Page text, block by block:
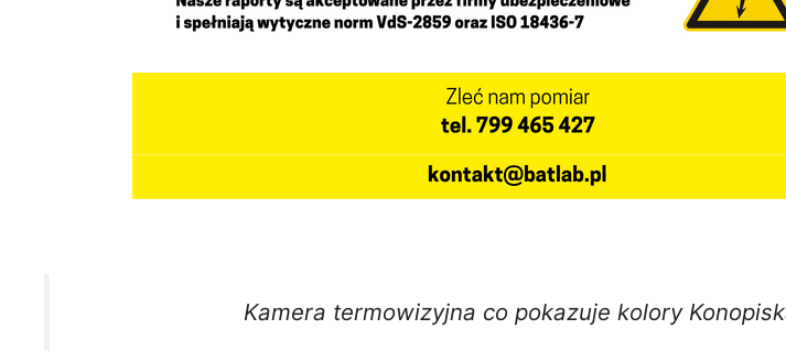
Kamera termowizyjna co pokazuje kolory